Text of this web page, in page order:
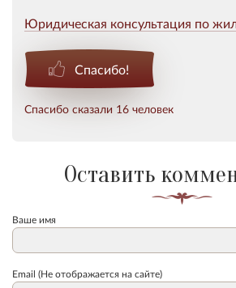
Юридическая консультация по
Спасибо!
Спасибо сказали 16 человек
Оставить
Ваше имя
Email (Не отображается на сайте)